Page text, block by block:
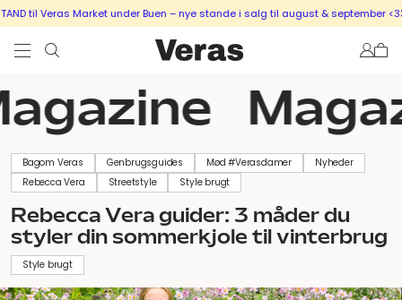
til Veras Market under Buen – nye stande i salg til august & september <333
Bagom Veras Genbrugsguides Mød #Verasdamer
Nyheder
Rebecca Vera
Streetstyle Style brugt
Rebecca Vera guider: 3 måder du
styler din sommerkjole til vinterbrug
Style brugt